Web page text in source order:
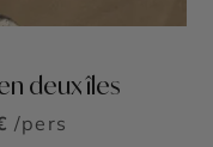
deux îles
/pers